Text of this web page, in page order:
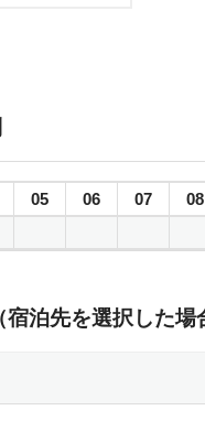
05 06 07 08
泊先を選択した